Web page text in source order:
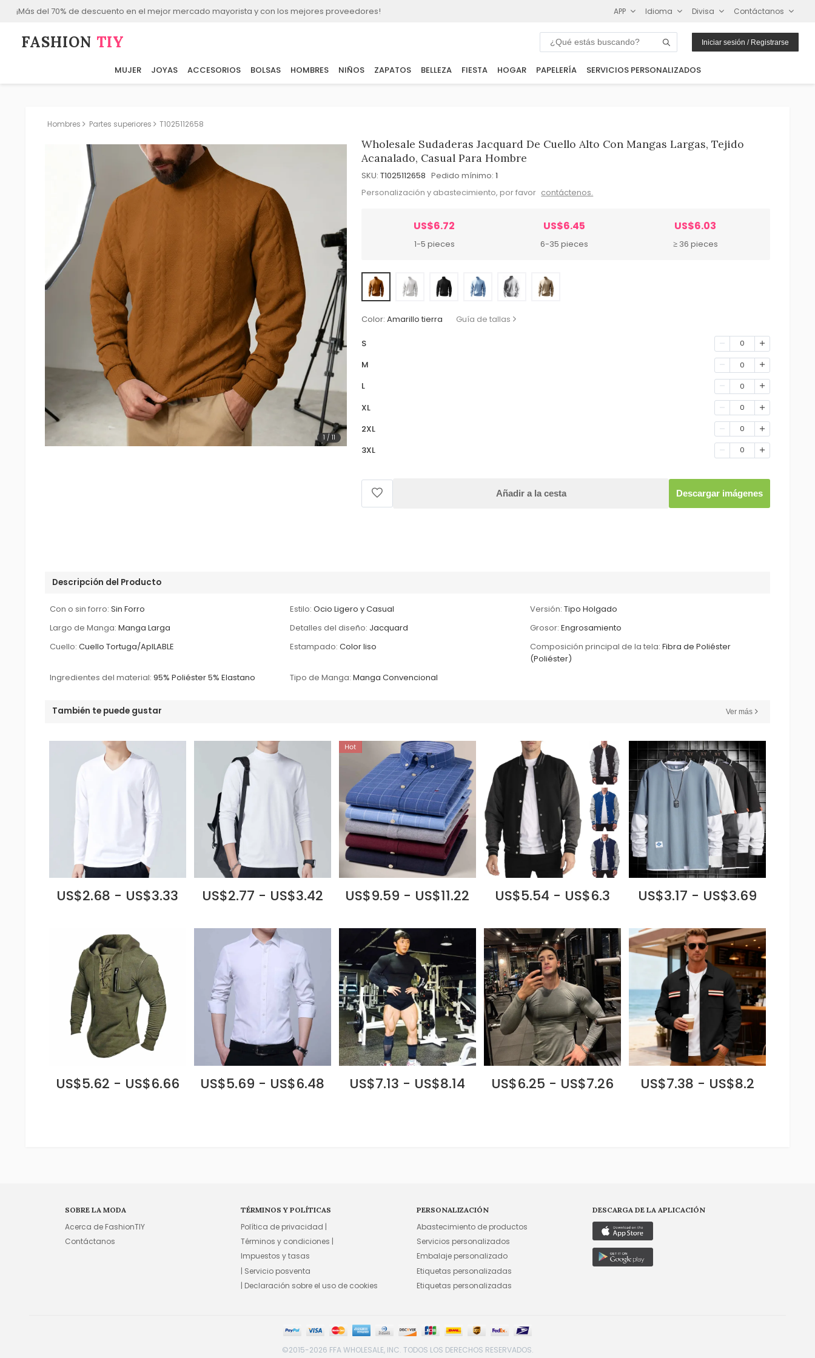
¡Más del 70% de descuento en el mejor mercado mayorista y con los mejores proveedores! APP Idioma Divisa Contáctanos
FASHION⁠ TIY Iniciar sesión / Registrarse
MUJER JOYAS ACCESORIOS BOLSAS HOMBRES NIÑOS ZAPATOS BELLEZA FIESTA HOGAR PAPELERÍA SERVICIOS PERSONALIZADOS
Hombres Partes superiores T1025112658
1 / 11
Wholesale Sudaderas Jacquard De Cuello Alto Con Mangas Largas, Tejido
Acanalado, Casual Para Hombre
SKU: T1025112658 Pedido mínimo: 1
Personalización y abastecimiento, por favor contáctenos.
US$6.72
1-5 pieces
US$6.45
6-35 pieces
US$6.03
≥ 36 pieces
Color: Amarillo tierra Guía de tallas
S 0
M 0
L 0
XL 0
2XL 0
3XL 0
Añadir a la cesta Descargar imágenes
Descripción del Producto
Con o sin forro: Sin Forro Estilo: Ocio Ligero y Casual Versión: Tipo Holgado
Largo de Manga: Manga Larga Detalles del diseño: Jacquard Grosor: Engrosamiento
Cuello: Cuello Tortuga/ApILABLE Estampado: Color liso Composición principal de la tela: Fibra de Poliéster
(Poliéster)
Ingredientes del material: 95% Poliéster 5% Elastano Tipo de Manga: Manga Convencional
También te puede gustar Ver más
US$2.68 - US$3.33 US$2.77 - US$3.42 US$9.59 - US$11.22 US$5.54 - US$6.3 US$3.17 - US$3.69
US$5.62 - US$6.66 US$5.69 - US$6.48 US$7.13 - US$8.14 US$6.25 - US$7.26 US$7.38 - US$8.2
SOBRE LA MODA
Acerca de FashionTIY
Contáctanos
TÉRMINOS Y POLÍTICAS
Política de privacidad |
Términos y condiciones |
Impuestos y tasas
| Servicio posventa
| Declaración sobre el uso de cookies
PERSONALIZACIÓN
Abastecimiento de productos
Servicios personalizados
Embalaje personalizado
Etiquetas personalizadas
Etiquetas personalizadas
DESCARGA DE LA APLICACIÓN
©2015-2026 FFA WHOLESALE, INC. TODOS LOS DERECHOS RESERVADOS.